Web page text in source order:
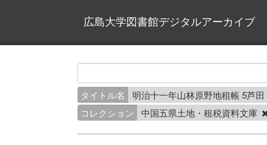
広島大学図書館デジタルアーカイブ
タイトル名
明治十一年山林原野地租帳 5芦
コレクション
中国五県土地・租税資料文庫